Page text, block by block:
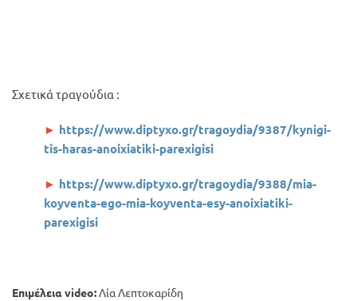
Σχετικά τραγούδια :
► https://www.diptyxo.gr/tragoydia/9387/kynigi-
tis-haras-anoixiatiki-parexigisi
► https://www.diptyxo.gr/tragoydia/9388/mia-
koyventa-ego-mia-koyventa-esy-anoixiatiki-
parexigisi
Επιμέλεια video:Λία Λεπτοκαρίδη